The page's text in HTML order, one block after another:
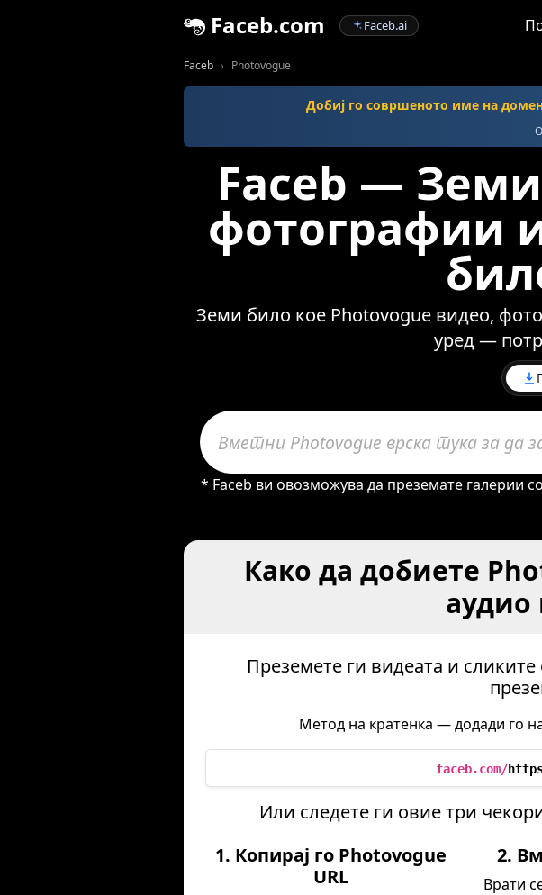
Faceb.com Faceb.ai
Faceb Photovogue
Добиј го совршеното име на
Faceb —
фотографии
Земи било кое Photovogue видео,
уред —
* Faceb ви овозможува да преземате галерии
Како да добиете
аудио
Преземете ги видеата и
Метод на кратенка — додади го
faceb.com/
Или следете ги овие три
1. Копирај го Photovogue
URL
2.
Врати